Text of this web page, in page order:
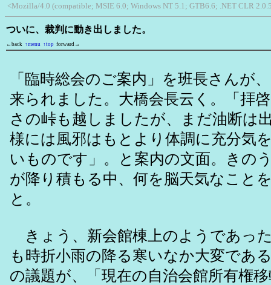
<Mozilla/4.0 (compatible; MSIE 6.0; Windows NT 5.1; GTB6.6; .NET CLR
ついに、裁判に動き出しました。
←back ↑menu ↑top forward→
「臨時総会のご案内」を班長さんが
来られました。大橋会長云く。「拝
さの峠も越しましたが、まだ油断は
様には風邪はもとより体調に充分気
いものです」。と案内の文面。きの
が降り積もる中、何を脳天気なこと
と。
きょう、新会館棟上のようであっ
も時折小雨の降る寒いなか大変であ
の議題が、「現在の自治会館所有権